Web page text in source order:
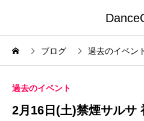
ブログ 過去のイベン
過去のイベント
2月16日(土)禁煙サルサ